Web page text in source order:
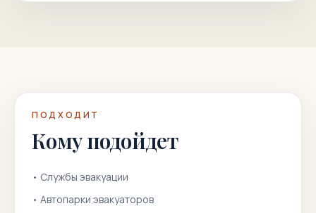
ПОДХОДИТ
Кому подойдет
• Службы эвакуации
• Автопарки эвакуаторов